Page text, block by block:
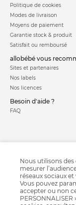
Politique de cookies
Modes de livraison
Moyens de paiement
Garantie stock & produit
Satisfait ou remboursé
allobébé vous
Sites et partenaires
Nos labels
Nos licences
Besoin d'aide ?
FAQ
Nous utilisons
mesurer
réseaux sociaux
Vous pouvez
accepter ou non